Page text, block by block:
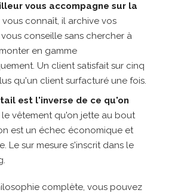
vous accompagne sur la
connaît, il archive vos
vous conseille sans chercher à
en gamme
Un client satisfait sur cinq
qu'un client surfacturé une fois.
est l'inverse de ce qu'on
vêtement qu'on jette au bout
est un échec économique et
Le sur mesure s'inscrit dans le
complète, vous pouvez